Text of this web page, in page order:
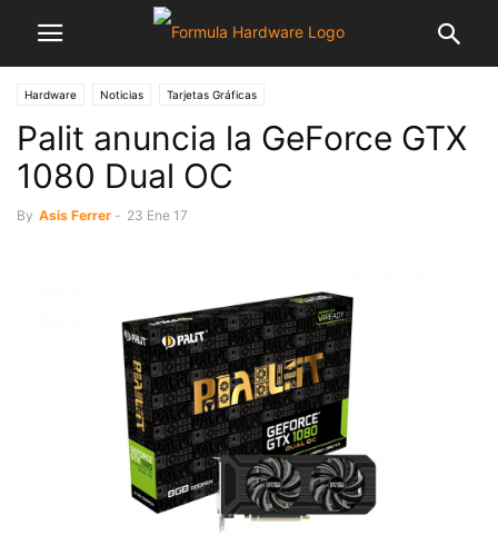
Hardware Noticias Tarjetas Gráficas
Palit anuncia la GeForce GTX
1080 Dual OC
By Asis Ferrer - 23 Ene 17